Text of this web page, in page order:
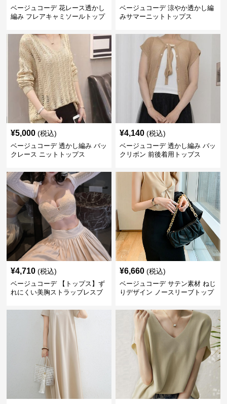
ベージュコーデ 花レース透かし
編み フレアキャミソールトップ
ベージュコーデ 涼やか透かし編
みサマーニットトップス
¥5,000 (税込)
ベージュコーデ 透かし編み バッ
クレース ニットトップス
¥4,140 (税込)
ベージュコーデ 透かし編み バッ
クリボン 前後着用トップス
¥4,710 (税込)
ベージュコーデ 【トップス】ず
れにくい美胸ストラップレスブ
¥6,660 (税込)
ベージュコーデ サテン素材 ねじ
りデザイン ノースリーブトップ